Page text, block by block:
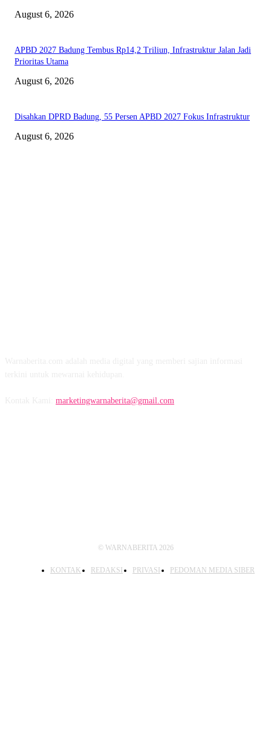
August 6, 2026
APBD 2027 Badung Tembus Rp14,2 Triliun, Infrastruktur Jalan Jadi
Prioritas Utama
August 6, 2026
Disahkan DPRD Badung, 55 Persen APBD 2027 Fokus Infrastruktur
August 6, 2026
marketingwarnaberita@gmail.com
© WARNABERITA 2026
KONTAK REDAKSI PRIVASI PEDOMAN MEDIA SIBER